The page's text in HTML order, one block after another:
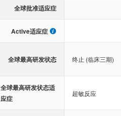
全球批准适应症
Active适应症
全球最高研发状态 终止 (临床三期)
全球最高研发状态适
应症
超敏反应